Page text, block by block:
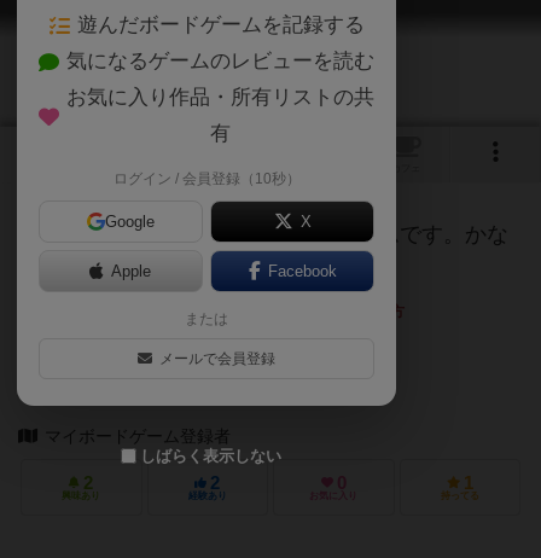
スヌーピーの4コマ漫画をつくるゲームです。かな
り古いゲームですが画期的。
上記文章の執筆にご協力くださった方
マイボードゲーム登録者
2
興味あり
2
経験あり
0
お気に入り
1
持ってる
遊んだボードゲームを記録する
気になるゲームのレビューを読む
お気に入り作品・所有リストの共
有
ログイン / 会員登録（10秒）
Google X
Apple Facebook
または
メールで会員登録
しばらく表示しない